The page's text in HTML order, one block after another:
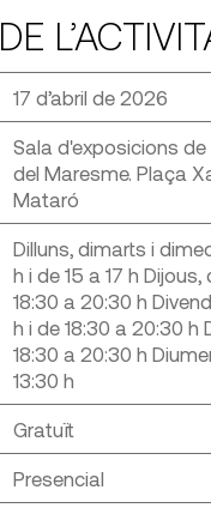
17 d’abril de 2026
Sala d'exposicions de
del Maresme. Plaça
Mataró
Dilluns, dimarts i
h i de 15 a 17 h
18:30 a 20:30 h
h i de 18:30 a 20:30 h
18:30 a 20:30 h
13:30 h
Gratuït
Presencial